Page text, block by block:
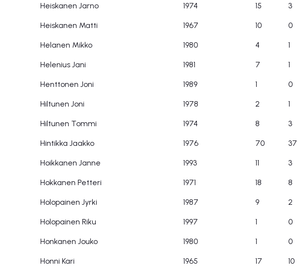
Heiskanen Jarno 1974 15 3
Heiskanen Matti 1967 10 0
Helanen Mikko 1980 4 1
Helenius Jani 1981 7 1
Henttonen Joni 1989 1 0
Hiltunen Joni 1978 2 1
Hiltunen Tommi 1974 8 3
Hintikka Jaakko 1976 70 37
Hoikkanen Janne 1993 11 3
Hokkanen Petteri 1971 18 8
Holopainen Jyrki 1987 9 2
Holopainen Riku 1997 1 0
Honkanen Jouko 1980 1 0
Honni Kari 1965 17 10